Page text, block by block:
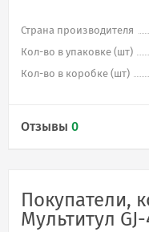
Страна производителя
Кол-во в упаковке (шт)
Кол-во в коробке (шт)
Отзывы 0
Покупатели,
Мультитул